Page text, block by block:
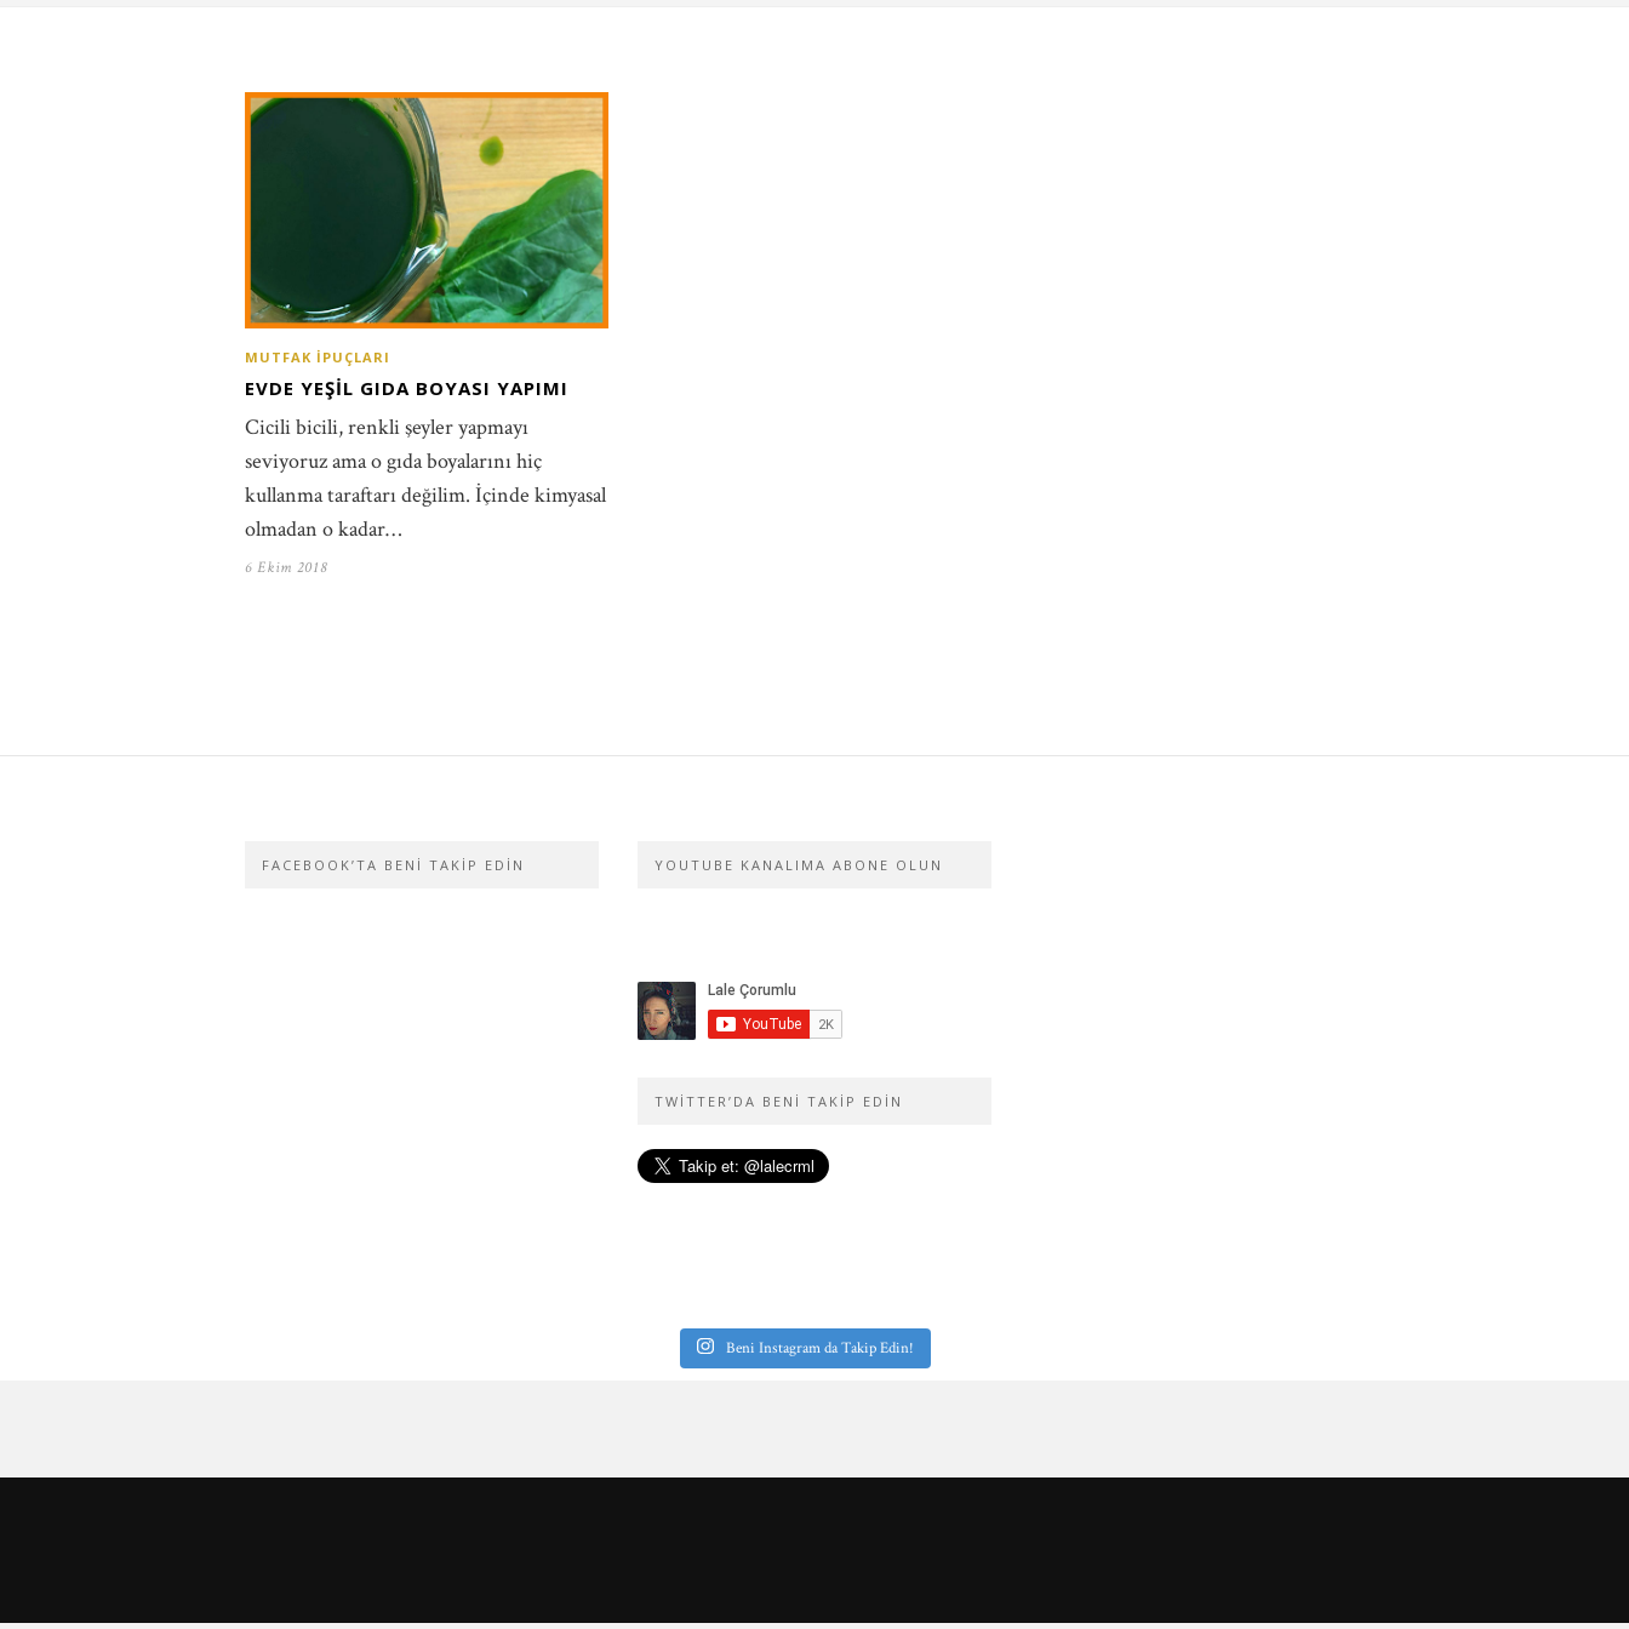
MUTFAK İPUÇLARI
EVDE YEŞIL GIDA BOYASI YAPIMI
Cicili bicili, renkli şeyler yapmayı
seviyoruz ama o gıda boyalarını hiç
kullanma taraftarı değilim. İçinde kimyasal
olmadan o kadar…
6 Ekim 2018
FACEBOOK’TA BENI TAKIP EDIN YOUTUBE KANALIMA ABONE OLUN
TWITTER’DA BENI TAKIP EDIN
Beni Instagram da Takip Edin!